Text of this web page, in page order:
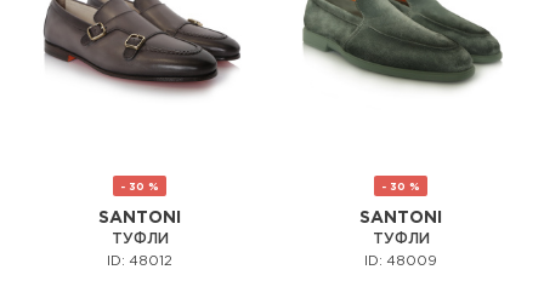
- 30 %
SANTONI
ТУФЛИ
ID: 48012
- 30 %
SANTONI
ТУФЛИ
ID: 48009